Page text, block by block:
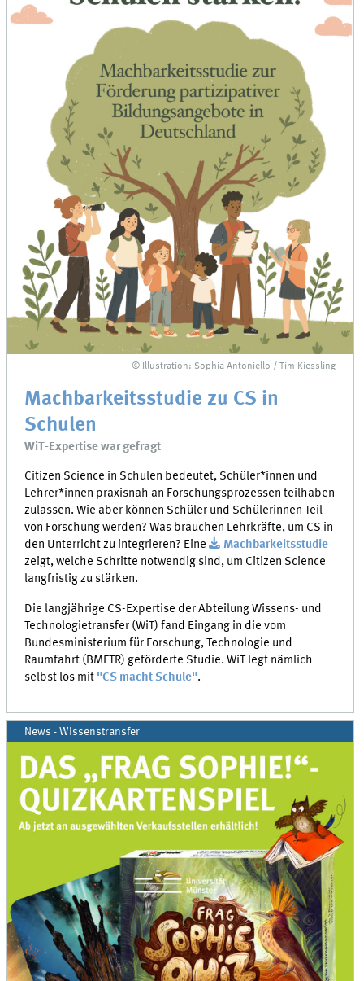
© Illustration: Sophia Antoniello / Tim Kiessling
Machbarkeitsstudie zu CS in
Schulen
WiT-Expertise war gefragt
Citizen Science in Schulen bedeutet, Schüler*innen und
Lehrer*innen praxisnah an Forschungsprozessen teilhaben
zulassen. Wie aber können Schüler und Schülerinnen Teil
von Forschung werden? Was brauchen Lehrkräfte, um CS in
den Unterricht zu integrieren? Eine
Machbarkeitsstudie
zeigt, welche Schritte notwendig sind, um Citizen Science
langfristig zu stärken.
Die langjährige CS-Expertise der Abteilung Wissens- und
Technologietransfer (WiT) fand Eingang in die vom
Bundesministerium für Forschung, Technologie und
Raumfahrt (BMFTR) geförderte Studie. WiT legt nämlich
selbst los mit "CS macht Schule".
News - Wissenstransfer